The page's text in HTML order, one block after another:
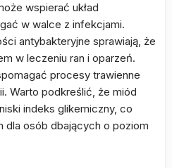
wspierać układ
w walce z infekcjami.
antybakteryjne sprawiają, że
w leczeniu ran i oparzeń.
procesy trawienne
Warto podkreślić, że miód
indeks glikemiczny, co
dla osób dbających o poziom